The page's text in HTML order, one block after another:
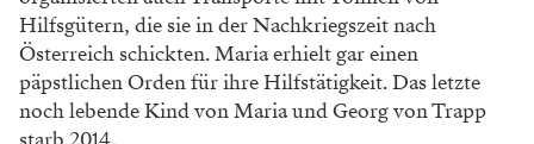
Hilfsgütern, die sie in der Nachkriegszeit nach
Österreich schickten. Maria erhielt gar einen
päpstlichen Orden für ihre Hilfstätigkeit. Das letzte
noch lebende Kind von Maria und Georg von Trapp